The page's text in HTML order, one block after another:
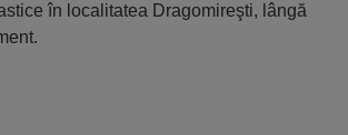
în localitatea Dragomireşti, lângă